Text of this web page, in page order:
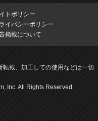
トポリシー
イバシーポリシー
掲載について
載、加工しての使用などは一切
Inc. All Rights Reserved.